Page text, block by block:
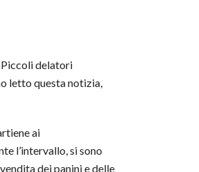
Piccoli delatori
letto questa notizia,
ai
l’intervallo, si sono
dei panini e delle